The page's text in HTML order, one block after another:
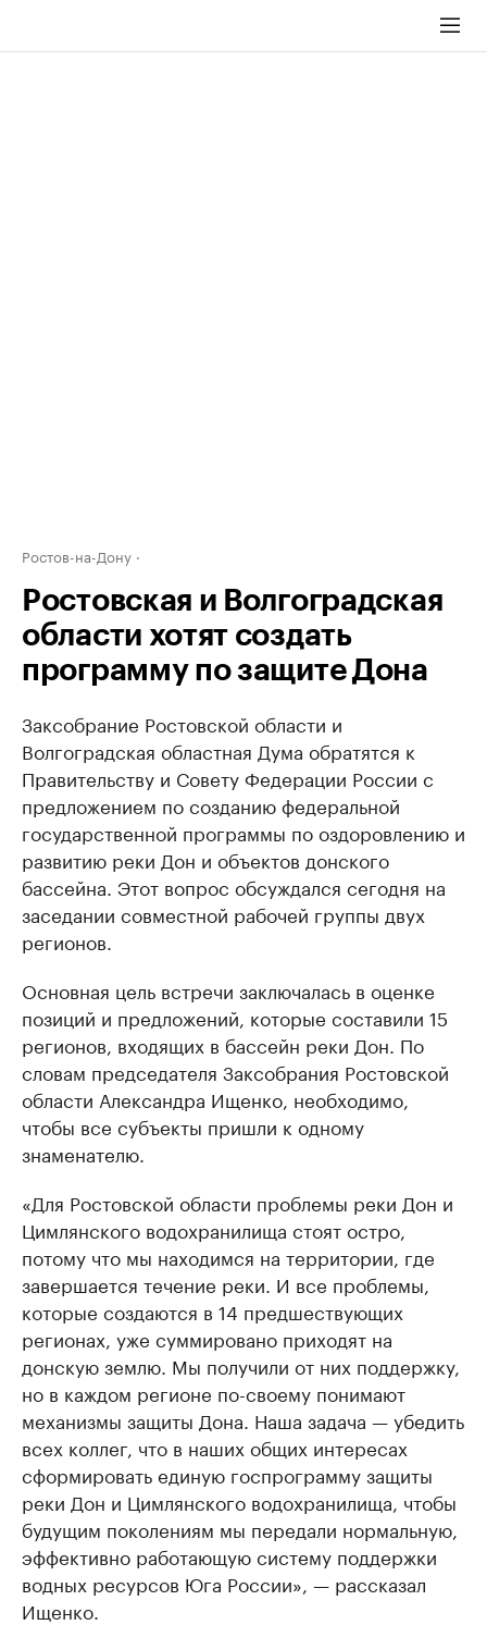
Ростов-на-Дону
Ростовская и Волгоградская
области хотят создать
программу по защите Дона
Заксобрание Ростовской области и
Волгоградская областная Дума обратятся к
Правительству и Совету Федерации России с
предложением по созданию федеральной
государственной программы по оздоровлению и
развитию реки Дон и объектов донского
бассейна. Этот вопрос обсуждался сегодня на
заседании совместной рабочей группы двух
регионов.
Основная цель встречи заключалась в оценке
позиций и предложений, которые составили 15
регионов, входящих в бассейн реки Дон. По
словам председателя Заксобрания Ростовской
области Александра Ищенко, необходимо,
чтобы все субъекты пришли к одному
знаменателю.
«Для Ростовской области проблемы реки Дон и
Цимлянского водохранилища стоят остро,
потому что мы находимся на территории, где
завершается течение реки. И все проблемы,
которые создаются в 14 предшествующих
регионах, уже суммировано приходят на
донскую землю. Мы получили от них поддержку,
но в каждом регионе по-своему понимают
механизмы защиты Дона. Наша задача — убедить
всех коллег, что в наших общих интересах
сформировать единую госпрограмму защиты
реки Дон и Цимлянского водохранилища, чтобы
будущим поколениям мы передали нормальную,
эффективно работающую систему поддержки
водных ресурсов Юга России», — рассказал
Ищенко.